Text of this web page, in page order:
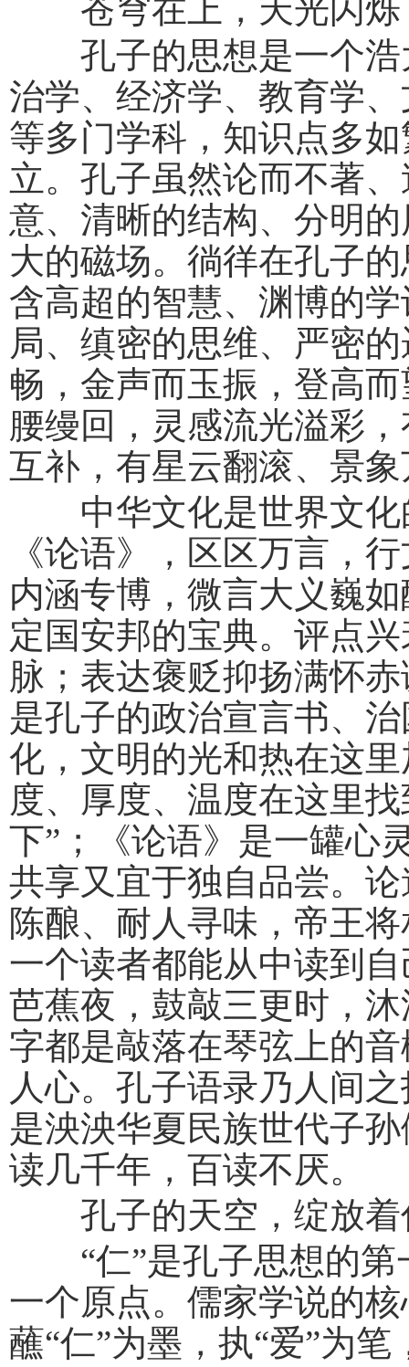
苍穹在上，天光闪烁
孔子的思想是一个浩
治学、经济学、教育学
等多门学科，知识点多
立。孔子虽然论而不著
意、清晰的结构、分明
大的磁场。徜徉在孔子
含高超的智慧、渊博的
局、缜密的思维、严密
畅，金声而玉振，登高
腰缦回，灵感流光溢彩
互补，有星云翻滚、景
中华文化是世界文化
《论语》，区区万言，
内涵专博，微言大义巍
定国安邦的宝典。评点
脉；表达褒贬抑扬满怀
是孔子的政治宣言书、
化，文明的光和热在这
度、厚度、温度在这里
下”；《论语》是一罐心
共享又宜于独自品尝。
陈酿、耐人寻味，帝王
一个读者都能从中读到
芭蕉夜，鼓敲三更时，
字都是敲落在琴弦上的
人心。孔子语录乃人间
是泱泱华夏民族世代子
读几千年，百读不厌。
孔子的天空，绽放着
“仁”是孔子思想的第
一个原点。儒家学说的
蘸“仁”为墨，执“爱”为